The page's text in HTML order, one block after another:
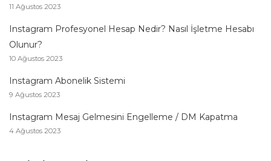
11 Ağustos 2023
Instagram Profesyonel Hesap Nedir? Nasıl İşletme Hesabı
Olunur?
10 Ağustos 2023
Instagram Abonelik Sistemi
9 Ağustos 2023
Instagram Mesaj Gelmesini Engelleme / DM Kapatma
4 Ağustos 2023